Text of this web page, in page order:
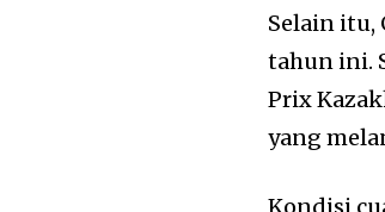
Selain itu,
tahun ini.
Prix
yang